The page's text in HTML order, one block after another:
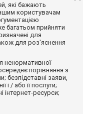
які бажають
користувачам
багатьом прийняти
для
для роз'яснення
ненормативної
порівняння з
безпідставні заяви,
і / або її послуги;
інтернет-ресурси;